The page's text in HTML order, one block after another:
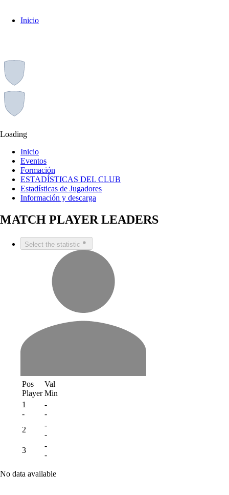
Inicio
Loading
Inicio
Eventos
Formación
ESTADÍSTICAS DEL CLUB
Estadísticas de Jugadores
Información y descarga
MATCH PLAYER LEADERS
Select the statistic
Pos
Player
Val
Min
1
-
-
-
2
-
-
3
-
-
No data available